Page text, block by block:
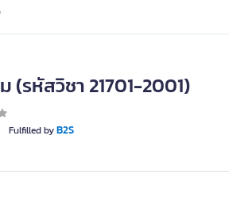
รหัสวิชา 21701-2001)
Fulfilled byB2S